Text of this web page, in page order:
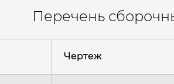
Перечень
Чертеж